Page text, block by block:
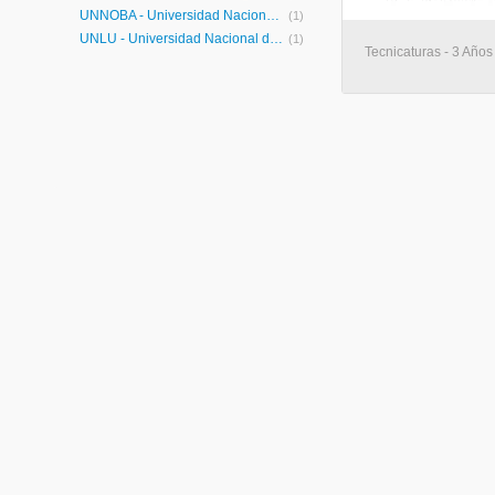
UNNOBA - Universidad Nacional del Noroeste de la Provincia de Buenos Aires (1)
UNLU - Universidad Nacional de Luján (1)
Tecnicaturas - 3